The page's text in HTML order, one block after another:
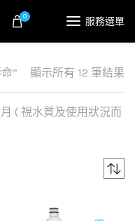
0 服務選單
” 顯示所有 12 筆結果
( 視水質及使用狀況而